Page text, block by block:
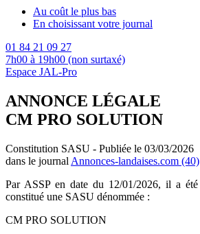
Au coût le plus bas
En choisissant votre journal
01 84 21 09 27
7h00 à 19h00 (non surtaxé)
Espace JAL-Pro
ANNONCE LÉGALE
CM PRO SOLUTION
Constitution SASU - Publiée le 03/03/2026
dans le journal Annonces-landaises.com (40)
Par ASSP en date du 12/01/2026, il a été
constitué une SASU dénommée :
CM PRO SOLUTION